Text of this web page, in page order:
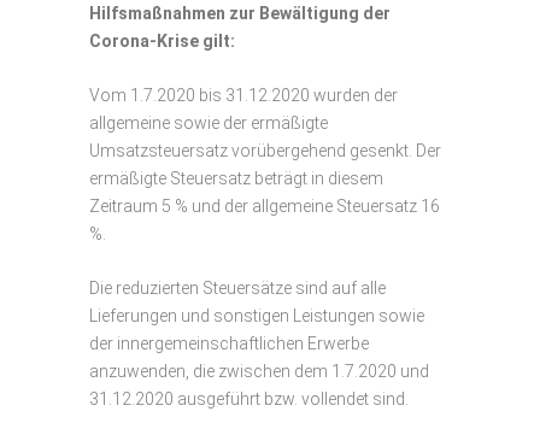
Hilfsmaßnahmen zur Bewältigung der
Corona-Krise gilt:
Vom 1.7.2020 bis 31.12.2020 wurden der
allgemeine sowie der ermäßigte
Umsatzsteuersatz vorübergehend gesenkt. Der
ermäßigte Steuersatz beträgt in diesem
Zeitraum 5 % und der allgemeine Steuersatz 16
%.
Die reduzierten Steuersätze sind auf alle
Lieferungen und sonstigen Leistungen sowie
der innergemeinschaftlichen Erwerbe
anzuwenden, die zwischen dem 1.7.2020 und
31.12.2020 ausgeführt bzw. vollendet sind.